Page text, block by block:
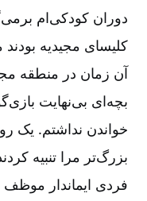
دوران کودکی‌‌ام
کلیسای مجیدیه
آن زمان در منطقه
بچه‌‌ای بی‌‌نهایت
خواندن نداشتم. یک
بزرگ‌‌تر مرا تنبیه
فردی ایماندار